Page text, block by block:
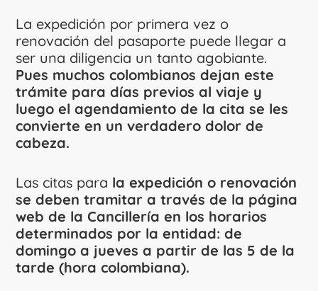
La expedición por primera vez o
renovación del pasaporte puede llegar a
ser una diligencia un tanto agobiante.
Pues muchos colombianos dejan este
trámite para días previos al viaje y
luego el agendamiento de la cita se les
convierte en un verdadero dolor de
cabeza.
Las citas para la expedición o renovación
se deben tramitar a través de la página
web de la Cancillería en los horarios
determinados por la entidad: de
domingo a jueves a partir de las 5 de la
tarde (hora colombiana).